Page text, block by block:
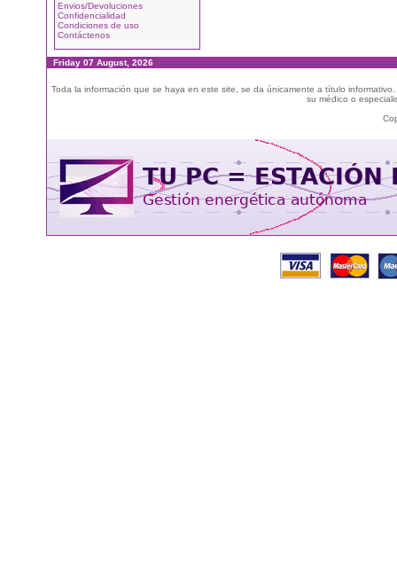
Envios/Devoluciones
Confidencialidad
Condiciones de uso
Contáctenos
Friday 07 August, 2026
Toda la información que se haya en este site, se da únicamente a título
su médico o